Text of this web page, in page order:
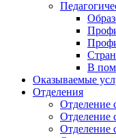
В
Оказываемые
Отделения
Отделение
Отделение
Отделение